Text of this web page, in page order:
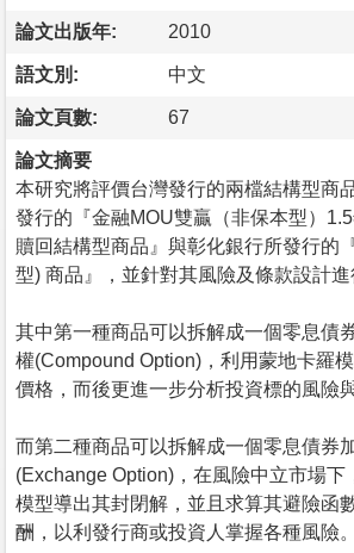
論文出版年: 2010
語文別: 中文
論文頁數: 67
論文摘要
本研究將評價台灣發行的兩檔結構型商
發行的『金融MOU雙贏（非保本型）
贖回結構型商品』與彰化銀行所發行的
型) 商品』，並針對其風險及條款設計進
其中第一種商品可以拆解成一個零息債
權(Compound Option)，利用蒙地卡羅
價格，而後更進一步分析投資標的風險
而第二種商品可以拆解成一個零息債券
(Exchange Option)，在風險中立市場
模型導出其封閉解，並且求算其避險函
酬，以利發行商或投資人掌握各種風險。